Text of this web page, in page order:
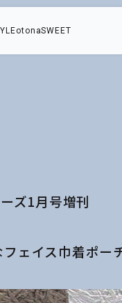
otonaSWEET
ズ1月号増刊
ェイス巾着ポー